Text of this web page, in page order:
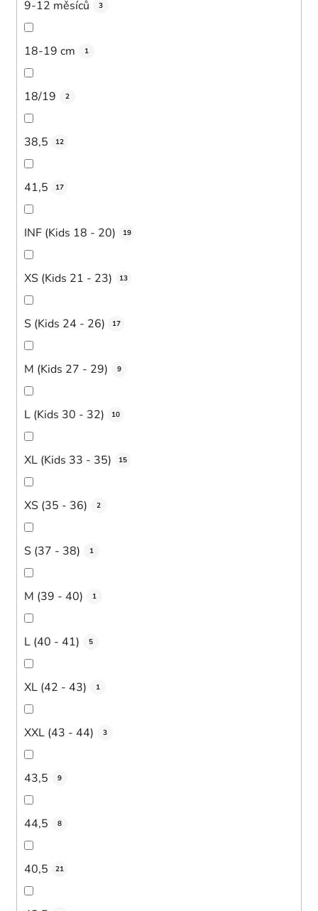
9-12 měsíců 3
18-19 cm 1
18/19 2
38,5 12
41,5 17
INF (Kids 18 - 20) 19
XS (Kids 21 - 23) 13
S (Kids 24 - 26) 17
M (Kids 27 - 29) 9
L (Kids 30 - 32) 10
XL (Kids 33 - 35) 15
XS (35 - 36) 2
S (37 - 38) 1
M (39 - 40) 1
L (40 - 41) 5
XL (42 - 43) 1
XXL (43 - 44) 3
43,5 9
44,5 8
40,5 21